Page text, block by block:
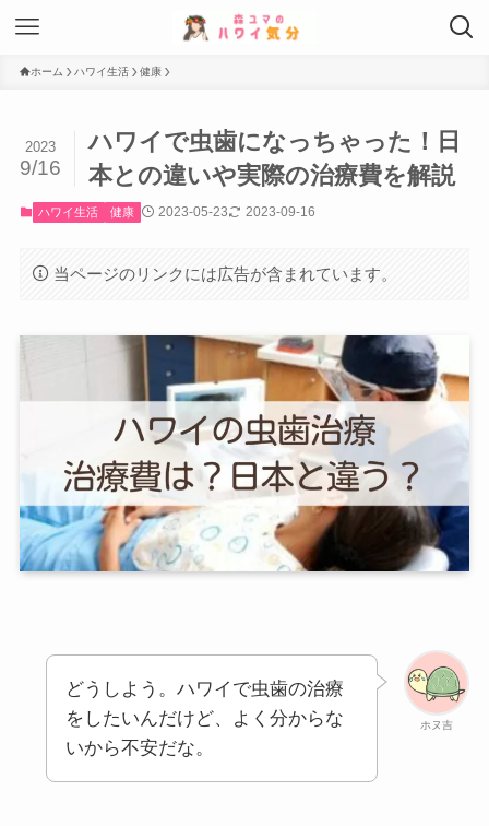
ホーム ハワイ生活 健康
ハワイで虫歯になっちゃった！日
本との違いや実際の治療費を解説
2023
9/16
ハワイ生活 健康 2023-05-23 2023-09-16
当ページのリンクには広告が含まれています。
ホヌ吉
どうしよう。ハワイで虫歯の治療
をしたいんだけど、よく分からな
いから不安だな。